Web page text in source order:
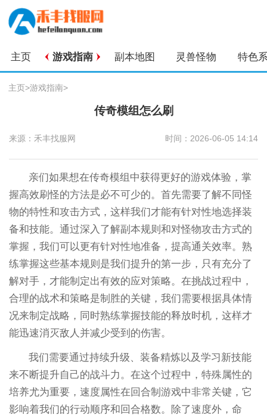
主页 游戏指南 副本地图 灵兽怪物 特色
主页>游戏指南>
传奇模组怎么刷
来源：禾丰找服网 时间：2026-06-05 14:14
亲们如果想在传奇模组中获得更好的游戏体验，掌
握高效刷怪的方法是必不可少的。首先需要了解不同怪
物的特性和攻击方式，这样我们才能有针对性地选择装
备和技能。通过深入了解副本规则和对怪物攻击方式的
掌握，我们可以更有针对性地准备，提高通关效率。熟
练掌握这些基本规则是我们提升的第一步，只有充分了
解对手，才能制定出有效的应对策略。在挑战过程中，
合理的战术和策略是制胜的关键，我们需要根据具体情
况来制定战略，同时熟练掌握技能的释放时机，这样才
能迅速消灭敌人并减少受到的伤害。
我们需要通过持续升级、装备精炼以及学习新技能
来不断提升自己的战斗力。在这个过程中，特殊属性的
培养尤为重要，速度属性在回合制游戏中非常关键，它
影响着我们的行动顺序和回合格数。除了速度外，命